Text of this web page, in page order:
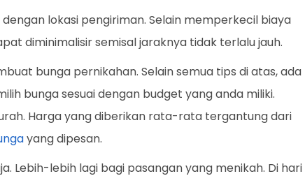
lokasi pengiriman. Selain memperkecil biaya
diminimalisir semisal jaraknya tidak terlalu jauh.
bunga pernikahan. Selain semua tips di atas, ada
bunga sesuai dengan budget yang anda miliki.
Harga yang diberikan rata-rata tergantung dari
yang dipesan.
Lebih-lebih lagi bagi pasangan yang menikah. Di hari